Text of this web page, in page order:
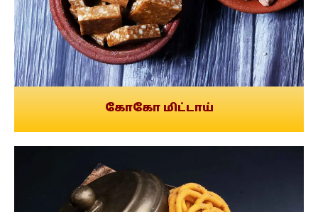
கோகோ மிட்டாய்